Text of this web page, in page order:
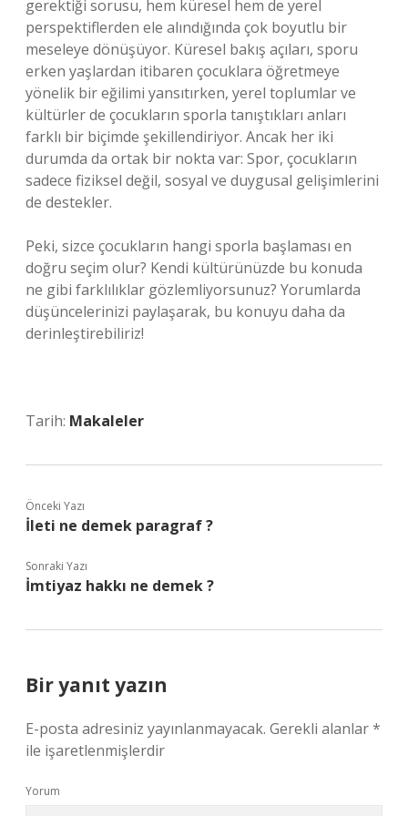
gerektiği sorusu, hem küresel hem de yerel
perspektiflerden ele alındığında çok boyutlu bir
meseleye dönüşüyor. Küresel bakış açıları, sporu
erken yaşlardan itibaren çocuklara öğretmeye
yönelik bir eğilimi yansıtırken, yerel toplumlar ve
kültürler de çocukların sporla tanıştıkları anları
farklı bir biçimde şekillendiriyor. Ancak her iki
durumda da ortak bir nokta var: Spor, çocukların
sadece fiziksel değil, sosyal ve duygusal gelişimlerini
de destekler.
Peki, sizce çocukların hangi sporla başlaması en
doğru seçim olur? Kendi kültürünüzde bu konuda
ne gibi farklılıklar gözlemliyorsunuz? Yorumlarda
düşüncelerinizi paylaşarak, bu konuyu daha da
derinleştirebiliriz!
Tarih: Makaleler
Önceki Yazı
İleti ne demek paragraf ?
Sonraki Yazı
İmtiyaz hakkı ne demek ?
Bir yanıt yazın
E-posta adresiniz yayınlanmayacak. Gerekli alanlar*
ile işaretlenmişlerdir
Yorum